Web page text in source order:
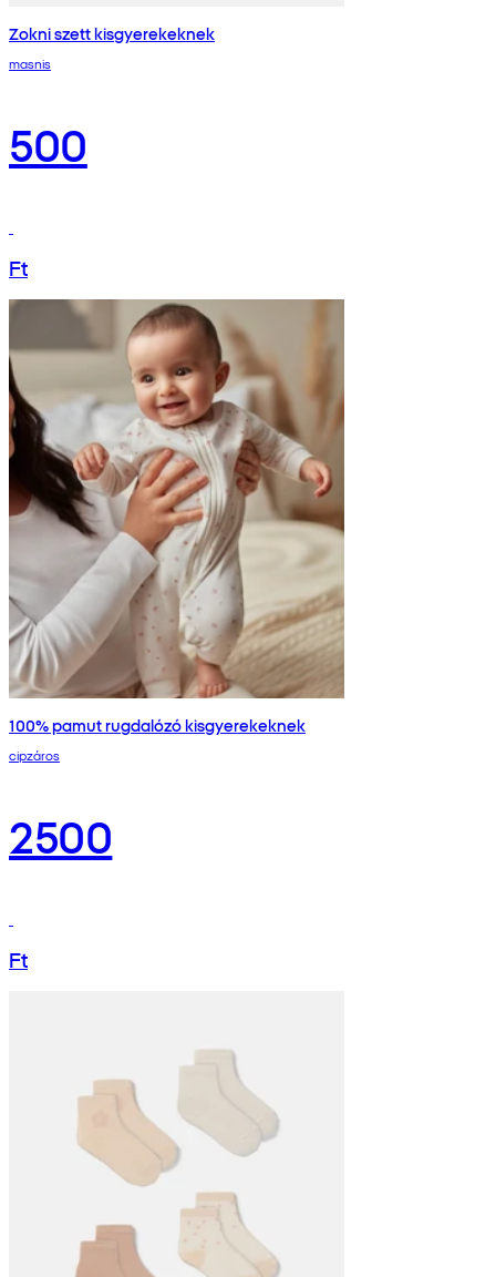
Zokni szett kisgyerekeknek
masnis
500
Ft
100% pamut rugdalózó kisgyerekeknek
cipzáros
2500
Ft